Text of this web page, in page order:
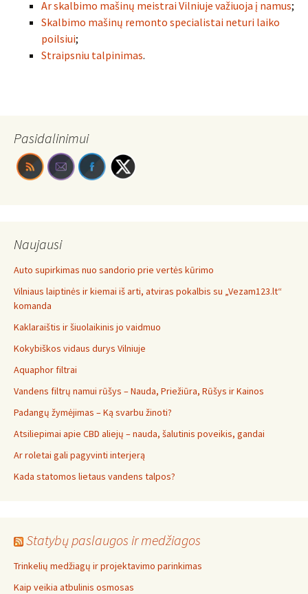
Ar skalbimo mašinų meistrai Vilniuje važiuoja į namus;
Skalbimo mašinų remonto specialistai neturi laiko
poilsiui;
Straipsniu talpinimas.
Pasidalinimui
Naujausi
Auto supirkimas nuo sandorio prie vertės kūrimo
Vilniaus laiptinės ir kiemai iš arti, atviras pokalbis su „Vezam123.lt“
komanda
Kaklaraištis ir šiuolaikinis jo vaidmuo
Kokybiškos vidaus durys Vilniuje
Aquaphor filtrai
Vandens filtrų namui rūšys – Nauda, Priežiūra, Rūšys ir Kainos
Padangų žymėjimas – Ką svarbu žinoti?
Atsiliepimai apie CBD aliejų – nauda, šalutinis poveikis, gandai
Ar roletai gali pagyvinti interjerą
Kada statomos lietaus vandens talpos?
Statybų paslaugos ir medžiagos
Trinkelių medžiagų ir projektavimo parinkimas
Kaip veikia atbulinis osmosas